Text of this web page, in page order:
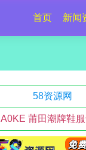
首页 新闻
58资源网
A0KE 莆田潮牌鞋